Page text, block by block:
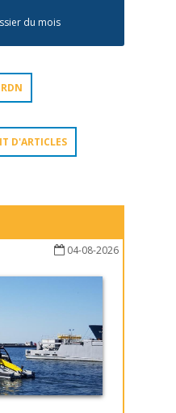
du mois
D'ARTICLES
04-08-2026